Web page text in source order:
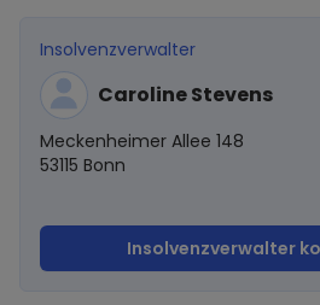
Insolvenzverwalter
Caroline Stevens
Meckenheimer Allee 148
53115 Bonn
Insolvenzverwalter